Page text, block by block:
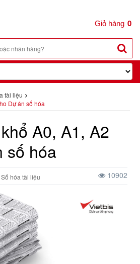
0
tài liệu
Dự án số hóa
A0, A1, A2
số hóa
hóa tài liệu 10902